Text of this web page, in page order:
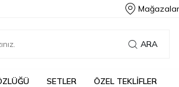
ARA
SETLER ÖZEL TEKLIFLER